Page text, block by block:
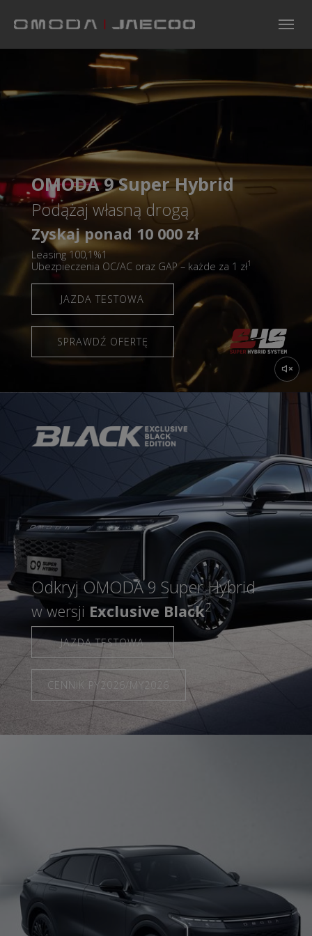
OMODA 9 Super Hybrid
Podążaj własną drogą
Zyskaj ponad 10 000 zł
Leasing 100,1%1
Ubezpieczenia OC/AC oraz GAP – każde za 1 zł1
JAZDA TESTOWA
SPRAWDŹ OFERTĘ
Odkryj OMODA 9 Super Hybrid
w wersji Exclusive Black2
JAZDA TESTOWA
CENNIK PY2026/MY2026